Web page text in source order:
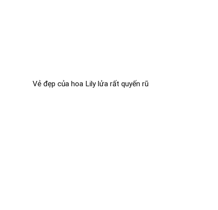
Vẻ đẹp của hoa Lily lửa rất quyến rũ